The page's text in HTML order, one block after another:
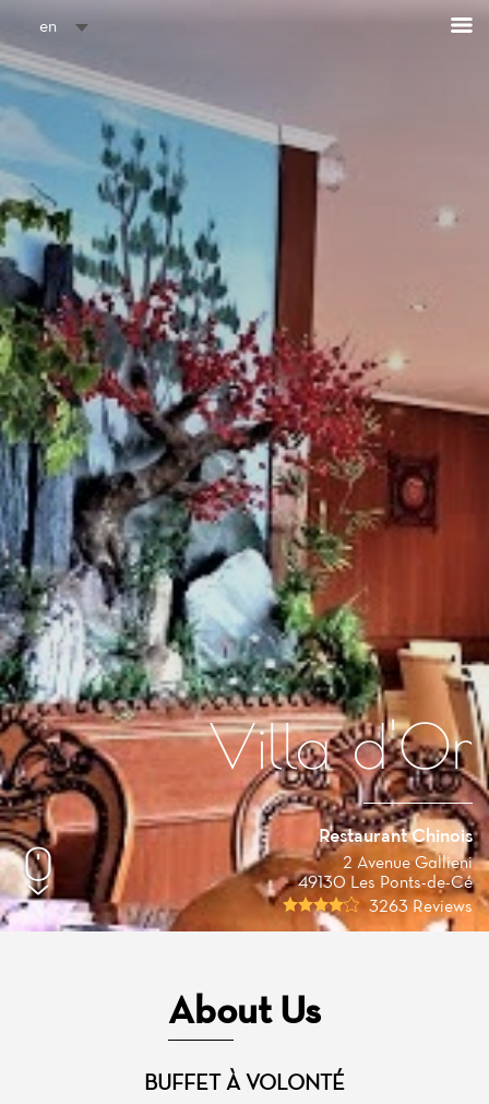
en
Villa d'Or
Restaurant Chinois
2 Avenue Gallieni
49130 Les Ponts-de-Cé
3263 Reviews
About Us
BUFFET À VOLONTÉ